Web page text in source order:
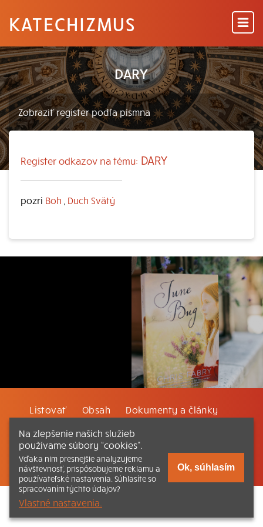
KATECHIZMUS
DARY
Register odkazov na tému: DARY
pozri Boh Duch Svätý
Listovať Obsah Dokumenty a články
Kontakt Tlačená verzia Katechizmu
© 2026 katechizmus.sk |Všetky práva vyhradené
funguje aj vďaka kresťanskému kníhkupectvu Kumran.sk
Na zlepšenie našich služieb
používame súbory “cookies”.
Vďaka nim presnejšie analyzujeme
návštevnosť, prispôsobujeme reklamu a
používateľské nastavenia. Súhlasíte so
spracovaním týchto údajov?
Vlastné nastavenia.
Ok, súhlasím